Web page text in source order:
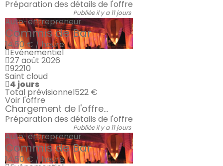
Préparation des détails de l'offre
Publiée il y a 11 jours
Auto-entrepreneur
Commis de Bar
14.50 € / heure
Evénementiel
27 août 2026
92210
Saint cloud
4 jours
Total prévisionnel522 €
Voir l'offre
Chargement de l'offre...
Préparation des détails de l'offre
Publiée il y a 11 jours
Auto-entrepreneur
Commis de Bar
14.50 € / heure